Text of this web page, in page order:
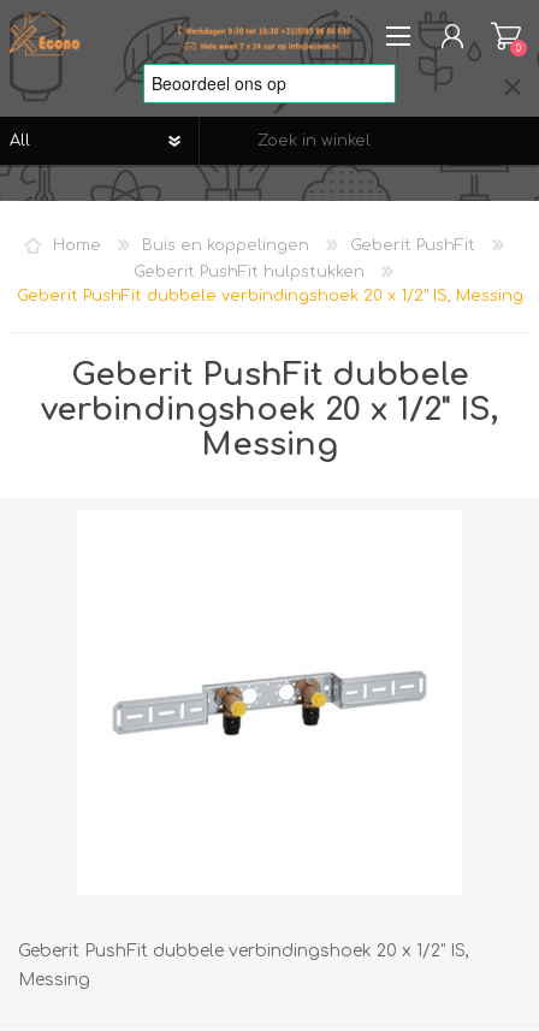
REGISTREREN
VERLANGLIJST
0
Home Buis en koppelingen
Geberit PushFit
Geberit PushFit hulpstukken
Geberit PushFit dubbele verbindingshoek 20 x 1/2" IS, Messing
Geberit PushFit dubbele
verbindingshoek 20 x 1/2" IS,
Messing
Geberit PushFit dubbele verbindingshoek 20 x 1/2" IS,
Messing